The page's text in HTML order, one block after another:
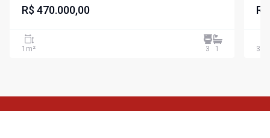
R$ 470.000,00
1 m² 3 1 312